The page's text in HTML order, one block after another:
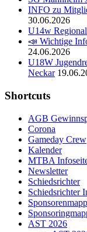
INFO zu
30.06.2026
U14w
📣 Wichtige
24.06.2026
U18W
Neckar
Shortcuts
AGB
Corona
Gameday Crew
Kalender
MTBA
Newsletter
Schiedsrichter
Schiedsrichter
AST 2026